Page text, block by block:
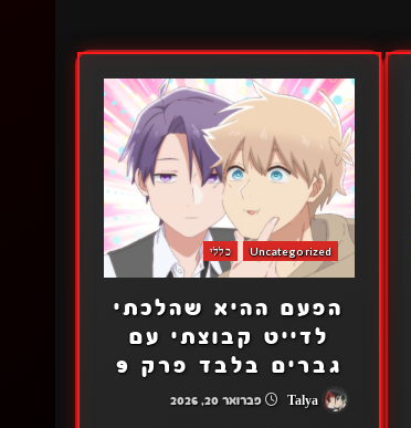
Uncategorized כללי
הפעם ההיא שהלכתי
לדייט קבוצתי עם
גברים בלבד פרק 9
פברואר 20, 2026